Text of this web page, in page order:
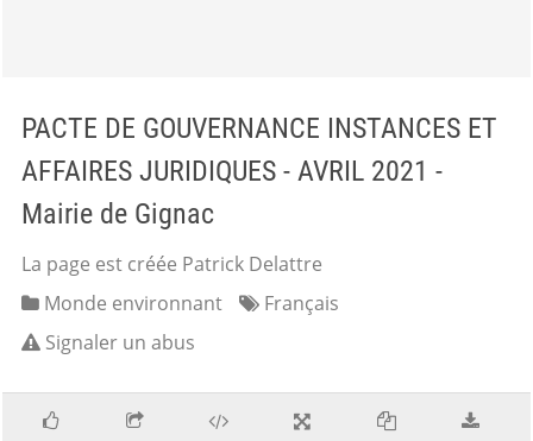
PACTE DE GOUVERNANCE INSTANCES ET
AFFAIRES JURIDIQUES - AVRIL 2021 -
Mairie de Gignac
La page est créée Patrick Delattre
Monde environnant
Français
Signaler un abus